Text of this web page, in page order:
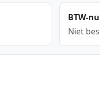
BTW-
Niet